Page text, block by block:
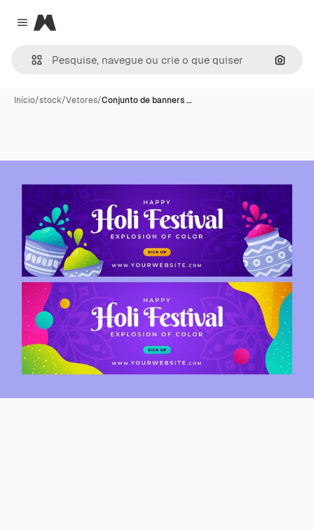
Close menu
Magnific
Início/stock/Vetores/Conjunto de banners …